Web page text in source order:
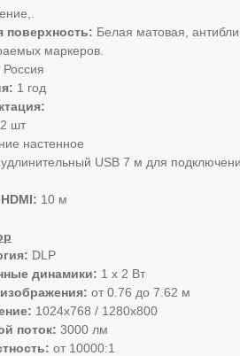
номер:
специалистом.
,укажите товар или
можете отправить контактные данные
заказ».
совместимого оборудования
технического задания
по первичной настройке
сопровождение
номер:
специалистом.
,укажите товар или
можете отправить контактные
консультации напишите на
указав контактные данные.
поверхность: Белая матовая,
маркеров.
Россия
1 год
шт
настенное
USB 7 м для
10 м
DLP
динамики: 1 x 2 Вт
от 0.76 до 7.62 м
1024x768 / 1280x800
поток: 3000 лм
от 10000:1